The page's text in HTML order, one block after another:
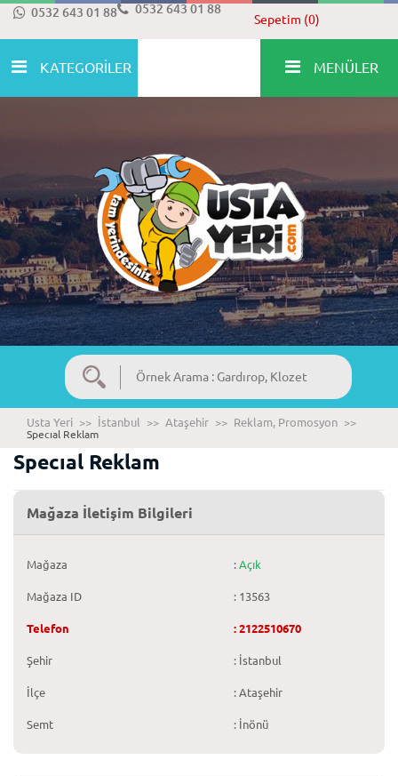
0532 643 01 88 0532 643 01 88
Sepetim (0)
KATEGORİLER MENÜLER
Usta Yeri >> İstanbul >> Ataşehir >> Reklam, Promosyon >>
Specıal Reklam
Specıal Reklam
Mağaza İletişim Bilgileri
Mağaza : Açık
Mağaza ID : 13563
Telefon : 2122510670
Şehir : İstanbul
İlçe : Ataşehir
Semt : İnönü